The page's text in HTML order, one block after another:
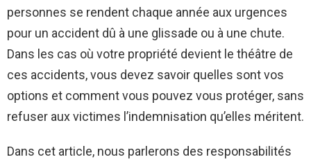
personnes se rendent chaque année aux urgences
pour un accident dû à une glissade ou à une chute.
Dans les cas où votre propriété devient le théâtre de
ces accidents, vous devez savoir quelles sont vos
options et comment vous pouvez vous protéger, sans
refuser aux victimes l’indemnisation qu’elles méritent.
Dans cet article, nous parlerons des responsabilités